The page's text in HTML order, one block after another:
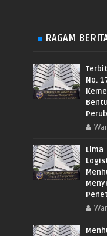
RAGAM
No.
Lima